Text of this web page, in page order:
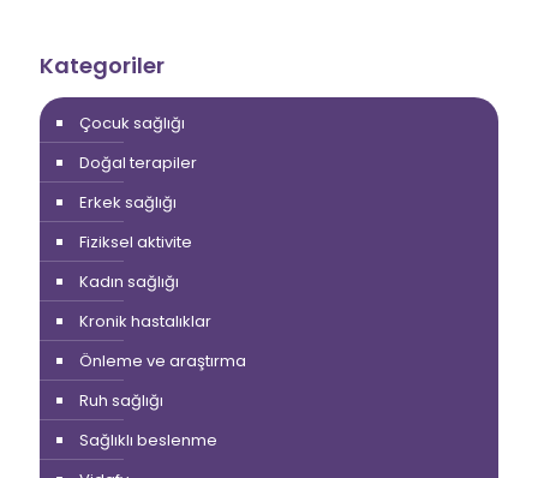
Kategoriler
Çocuk sağlığı
Doğal terapiler
Erkek sağlığı
Fiziksel aktivite
Kadın sağlığı
Kronik hastalıklar
Önleme ve araştırma
Ruh sağlığı
Sağlıklı beslenme